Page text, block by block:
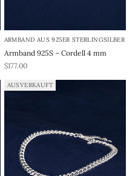
ARMBAND AUS 925ER STERLINGSILBER
Armband 925S – Cordell 4 mm
REA-pris
$177.00
AUSVERKAUFT